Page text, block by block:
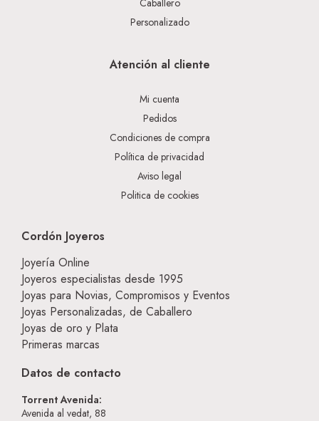
Personalizado
Atención al cliente
Mi cuenta
Pedidos
Condiciones de compra
Política de privacidad
Aviso legal
Politica de cookies
Cordón Joyeros
Joyería Online
Joyeros especialistas desde 1995
Joyas para Novias, Compromisos y Eventos
Joyas Personalizadas, de Caballero
Joyas de oro y Plata
Primeras marcas
Datos de contacto
Torrent Avenida:
Avenida al vedat, 88